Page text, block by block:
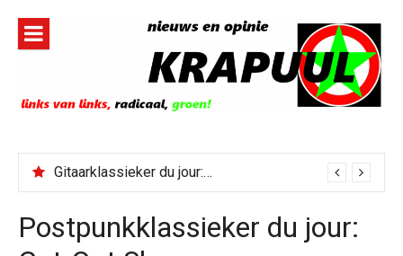
inhoud
Gitaarklassieker du jour: Paris, Texas/Cold Was The Night, Hard Was The Ground
Postpunkklassieker du jour: